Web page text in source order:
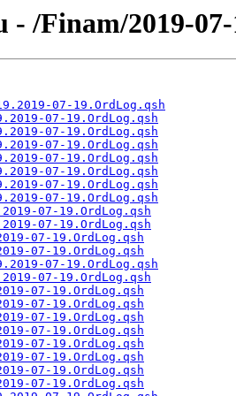
- /Finam/2019-
07-19.OrdLog.qsh
07-19.OrdLog.qsh
07-19.OrdLog.qsh
07-19.OrdLog.qsh
07-19.OrdLog.qsh
07-19.OrdLog.qsh
07-19.OrdLog.qsh
07-19.OrdLog.qsh
07-19.OrdLog.qsh
07-19.OrdLog.qsh
07-19.OrdLog.qsh
07-19.OrdLog.qsh
07-19.OrdLog.qsh
07-19.OrdLog.qsh
07-19.OrdLog.qsh
07-19.OrdLog.qsh
07-19.OrdLog.qsh
07-19.OrdLog.qsh
07-19.OrdLog.qsh
07-19.OrdLog.qsh
07-19.OrdLog.qsh
07-19.OrdLog.qsh